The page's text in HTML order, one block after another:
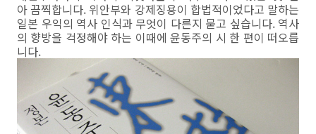
아 끔찍합니다. 위안부와 강제징용이 합법적이었다고 말하는
일본 우익의 역사 인식과 무엇이 다른지 묻고 싶습니다. 역사
의 향방을 걱정해야 하는 이때에 윤동주의 시 한 편이 떠오릅
니다.